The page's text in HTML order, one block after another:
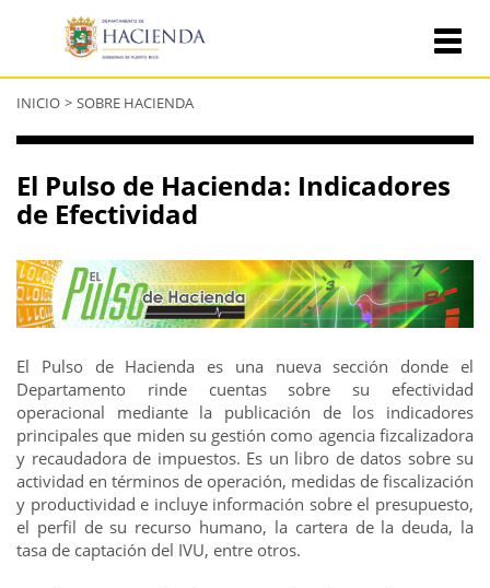
encuentra
usted
INICIO > SOBRE HACIENDA
El Pulso de Hacienda: Indicadores
de Efectividad
El Pulso de Hacienda es una nueva sección donde el
Departamento rinde cuentas sobre su efectividad
operacional mediante la publicación de los indicadores
principales que miden su gestión como agencia fizcalizadora
y recaudadora de impuestos. Es un libro de datos sobre su
actividad en términos de operación, medidas de fiscalización
y productividad e incluye información sobre el presupuesto,
el perfil de su recurso humano, la cartera de la deuda, la
tasa de captación del IVU, entre otros.